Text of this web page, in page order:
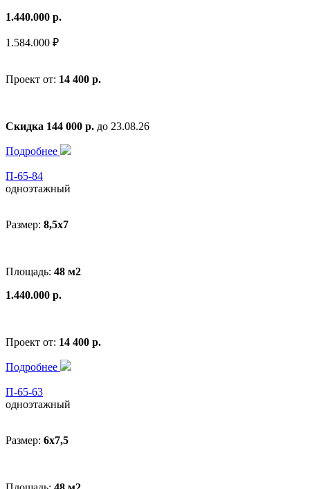
1.440.000 р.
1.584.000 ₽
Проект от: 14 400 р.
Скидка 144 000 р. до 23.08.26
Подробнее
П-65-84
одноэтажный
Размер: 8,5x7
Площадь: 48 м2
1.440.000 р.
Проект от: 14 400 р.
Подробнее
П-65-63
одноэтажный
Размер: 6x7,5